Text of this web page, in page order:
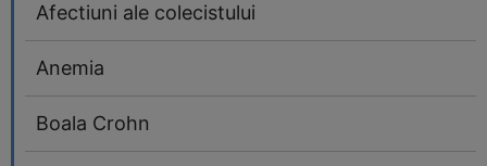
Afectiuni ale colecistului
Anemia
Boala Crohn